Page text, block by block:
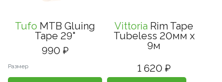
Tufo MTB Gluing
Tape 29"
990 ₽
Размер
Vittoria Rim Tape
Tubeless 20мм x
9м
1 620 ₽